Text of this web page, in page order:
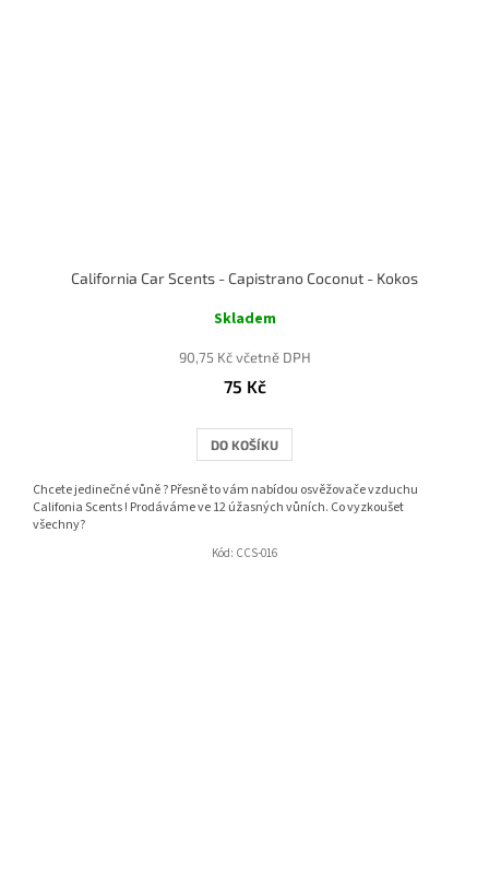
California Car Scents - Capistrano Coconut - Kokos
Skladem
90,75 Kč včetně DPH
75 Kč
DO KOŠÍKU
Chcete jedinečné vůně ? Přesně to vám nabídou osvěžovače vzduchu
Califonia Scents ! Prodáváme ve 12 úžasných vůních. Co vyzkoušet
všechny?
Kód: CCS-016